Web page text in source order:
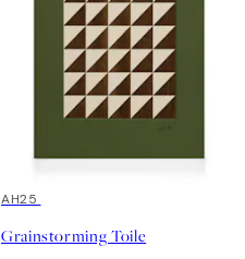
30%*
AH25
Grainstorming Toile